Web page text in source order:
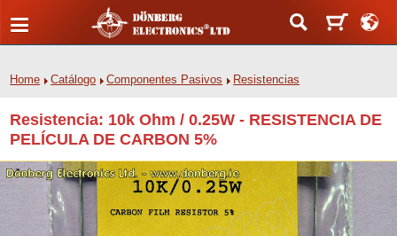
Home Catálogo Componentes Pasivos Resistencias
Resistencia: 10k Ohm / 0.25W - RESISTENCIA DE
PELÍCULA DE CARBON 5%